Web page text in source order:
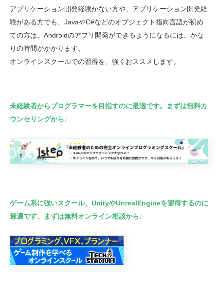
アプリケーション開発経験がない方や、アプリケーション開発経
験がある方でも、JavaやC#などのオブジェクト指向言語が初め
ての方は、Androidのアプリ開発ができるようになるには、かな
りの時間がかかります。
オンラインスクールでの習得を、強くおススメします。
未経験者からプログラマーを目指すのに最適です。まずは無料カ
ウンセリングから♪
ゲーム系に強いスクール、UnityやUnrealEngineを習得するのに
最適です。まずは無料オンライン相談から♪